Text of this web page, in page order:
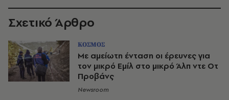
Σχετικό Άρθρο
ΚΟΣΜΟΣ
Με αμείωτη ένταση οι έρευνες για
τον μικρό Εμίλ στο μικρό Άλπ ντε Οτ
Προβάνς
Newsroom